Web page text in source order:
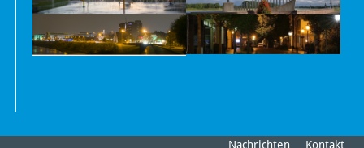
Nachrichten Kontakt